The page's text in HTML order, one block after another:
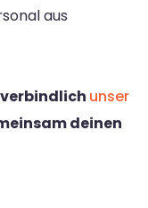
aus
unser
deinen